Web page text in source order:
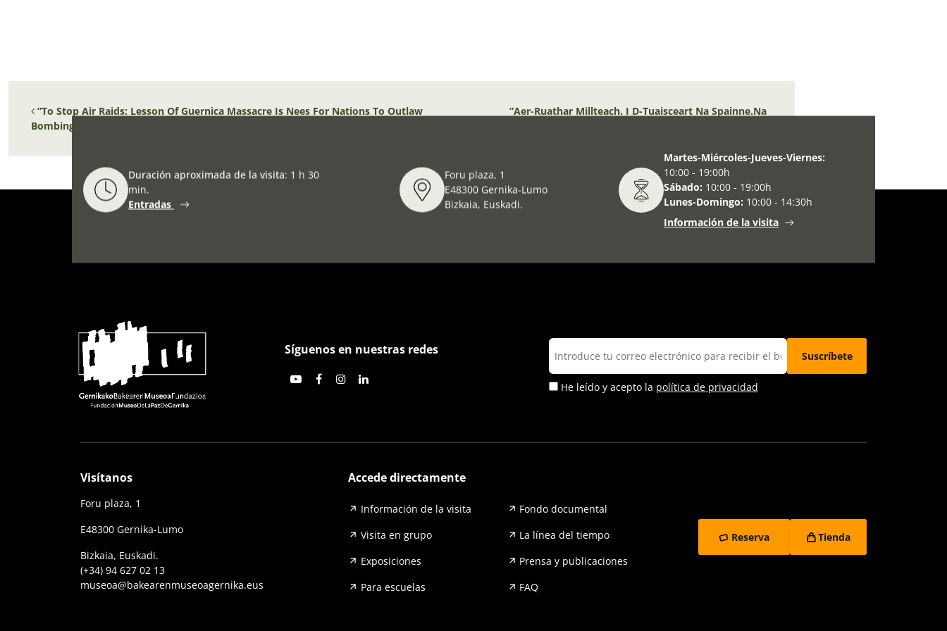
Navegación de entradas
”To Stop Air Raids: Lesson Of Guernica Massacre Is Nees For Nations To Outlaw
Bombing Of Open Towns”
”Aer-Ruathar Millteach. I D-Tuaisceart Na Spainne.Na
Duración aproximada de la visita: 1 h 30
min.
Entradas
Foru plaza, 1
E48300 Gernika-Lumo
Bizkaia, Euskadi.
Martes-Miércoles-Jueves-Viernes:
10:00 - 19:00h
Sábado: 10:00 - 19:00h
Lunes-Domingo: 10:00 - 14:30h
Información de la visita
Síguenos en nuestras redes
He leído y acepto la política de privacidad
Visítanos
Foru plaza, 1
E48300 Gernika-Lumo
Bizkaia, Euskadi.
(+34) 94 627 02 13
museoa@bakearenmuseoagernika.eus
Accede directamente
Información de la visita
Fondo documental
Visita en grupo
La línea del tiempo
Exposiciones
Prensa y publicaciones
Para escuelas
FAQ
Reserva Tienda